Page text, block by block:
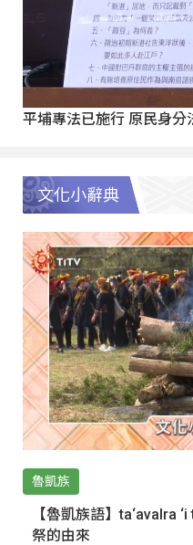
平埔專法已施行 原民身分
文化小辭典
魯凱族
【魯凱族語】ta‘avalra
祭的由來